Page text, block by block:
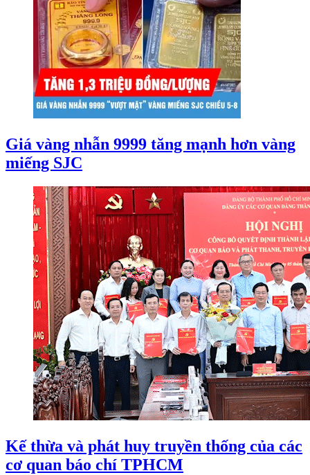
Giá vàng nhẫn 9999 tăng mạnh hơn vàng
miếng SJC
Kế thừa và phát huy truyền thống của các
cơ quan báo chí TPHCM